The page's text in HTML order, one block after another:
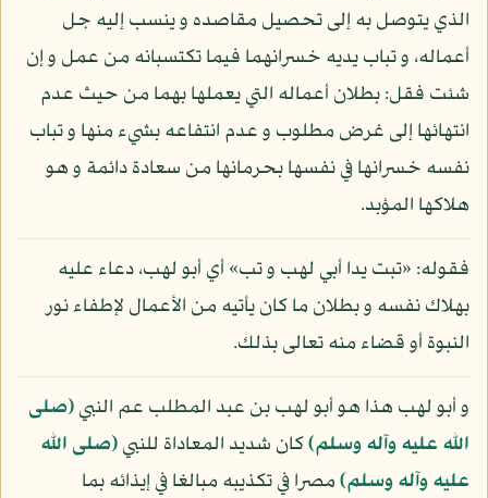
الذي يتوصل به إلى تحصيل مقاصده و ينسب إليه جل
أعماله، و تباب يديه خسرانهما فيما تكتسبانه من عمل و إن
شئت فقل: بطلان أعماله التي يعملها بهما من حيث عدم
انتهائها إلى غرض مطلوب و عدم انتفاعه بشيء منها و تباب
نفسه خسرانها في نفسها بحرمانها من سعادة دائمة و هو
هلاكها المؤبد.
فقوله: «تبت يدا أبي لهب و تب» أي أبو لهب، دعاء عليه
بهلاك نفسه و بطلان ما كان يأتيه من الأعمال لإطفاء نور
النبوة أو قضاء منه تعالى بذلك.
و أبو لهب هذا هو أبو لهب بن عبد المطلب عم النبي(صلى
الله عليه وآله وسلم)كان شديد المعاداة للنبي(صلى الله
عليه وآله وسلم)مصرا في تكذيبه مبالغا في إيذائه بما